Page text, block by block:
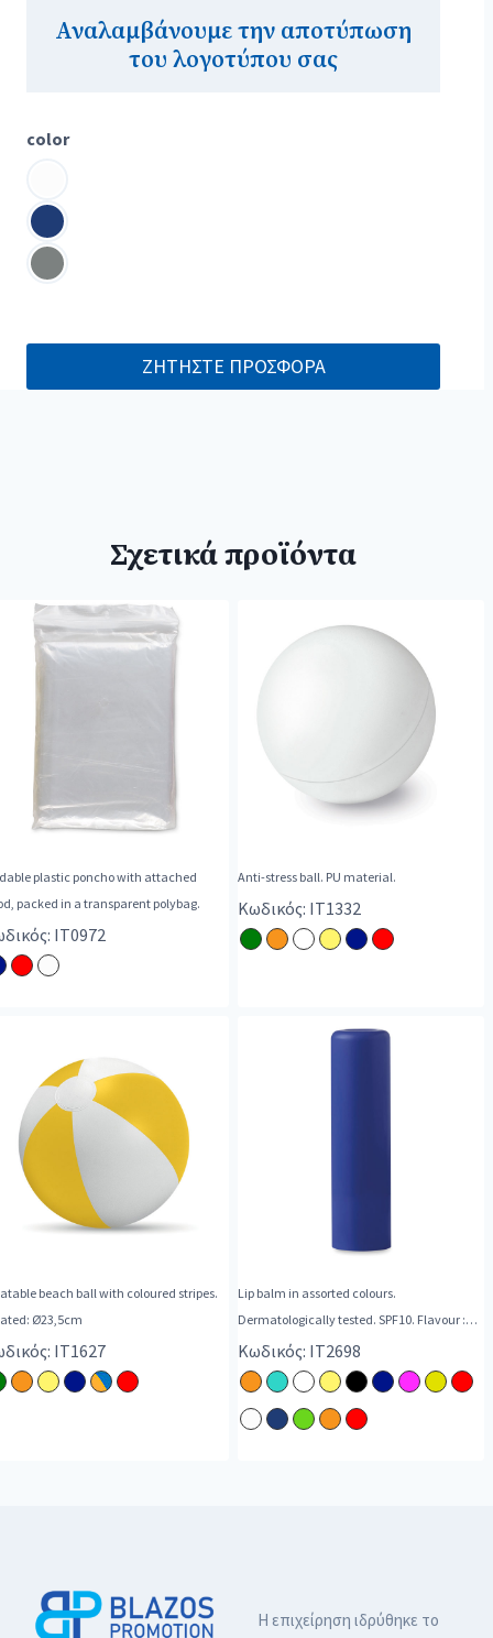
Αναλαμβάνουμε την αποτύπωση
του λογοτύπου σας
color
ΖΗΤΗΣΤΕ ΠΡΟΣΦΟΡΑ
Σχετικά προϊόντα
plastic poncho with attached
packed in a transparent polybag.
IT0972
Anti-stress ball. PU material.
Κωδικός: IT1332
beach ball with coloured stripes.
Ø23,5cm
IT1627
Lip balm in assorted colours.
Dermatologically tested. SPF10. Flavour :
Vanilla.
Κωδικός: IT2698
Η επιχείρηση ιδρύθηκε το